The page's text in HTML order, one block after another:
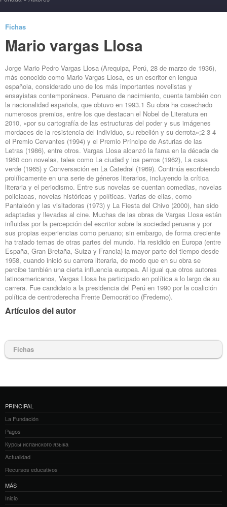
Fichas
Mario vargas Llosa
Jorge Mario Pedro Vargas Llosa (Arequipa, Perú, 28 de marzo de 1936),
más conocido como Mario Vargas Llosa, es un escritor en lengua
española, considerado uno de los más importantes novelistas y
ensayistas contemporáneos. Peruano de nacimiento, cuenta también con
la nacionalidad española, que obtuvo en 1993.1 Su obra ha cosechado
numerosos premios, entre los que destacan el Nobel de Literatura en
2010, «por su cartografía de las estructuras del poder y sus imágenes
mordaces de la resistencia del individuo, su rebelión y su derrota»;2 3 4
el Premio Cervantes (1994) y el Premio Príncipe de Asturias de las
Letras (1986), entre otros. Vargas Llosa alcanzó la fama en la década de
1960 con novelas, tales como La ciudad y los perros (1962), La casa
verde (1965) y Conversación en La Catedral (1969). Continúa escribiendo
prolíficamente en una serie de géneros literarios, incluyendo la crítica
literaria y el periodismo. Entre sus novelas se cuentan comedias, novelas
policiacas, novelas históricas y políticas. Varias de ellas, como
Pantaleón y las visitadoras (1973) y La Fiesta del Chivo (2000), han sido
adaptadas y llevadas al cine. Muchas de las obras de Vargas Llosa están
influidas por la percepción del escritor sobre la sociedad peruana y por
sus propias experiencias como peruano; sin embargo, de forma creciente
ha tratado temas de otras partes del mundo. Ha residido en Europa (entre
España, Gran Bretaña, Suiza y Francia) la mayor parte del tiempo desde
1958, cuando inició su carrera literaria, de modo que en su obra se
percibe también una cierta influencia europea. Al igual que otros autores
latinoamericanos, Vargas Llosa ha participado en política a lo largo de su
carrera. Fue candidato a la presidencia del Perú en 1990 por la coalición
política de centroderecha Frente Democrático (Fredemo).
Artículos del autor
Fichas
PRINCIPAL
La Fundación
Pagos
Курсы испанского языка
Actualidad
Recursos educativos
MÁS
Inicio